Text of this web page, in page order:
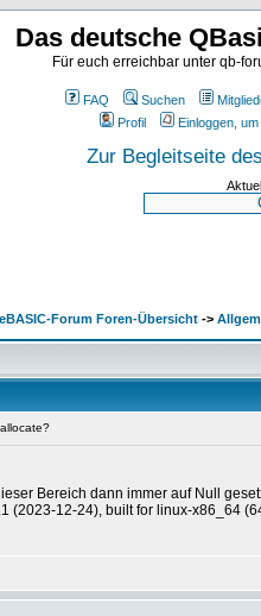
Das deutsche
Für euch erreichbar unter qb-
FAQ Suchen
Profil
Einloggen,
Zur Begleitseite
Forum Foren-Übersicht ->
Bereich dann immer auf Null
(2023-12-24), built for linux-x86_64